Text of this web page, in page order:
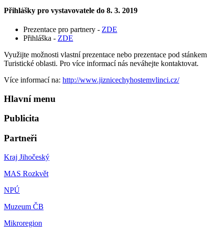
Přihlášky pro vystavovatele do 8. 3. 2019
Prezentace pro partnery - ZDE
Přihláška - ZDE
Využijte možnosti vlastní prezentace nebo prezentace pod stánkem
Turistické oblasti. Pro více informací nás neváhejte kontaktovat.
Více informací na: http://www.jiznicechyhostemvlinci.cz/
Hlavní menu
Publicita
Partneři
Kraj Jihočeský
MAS Rozkvět
NPÚ
Muzeum ČB
Mikroregion